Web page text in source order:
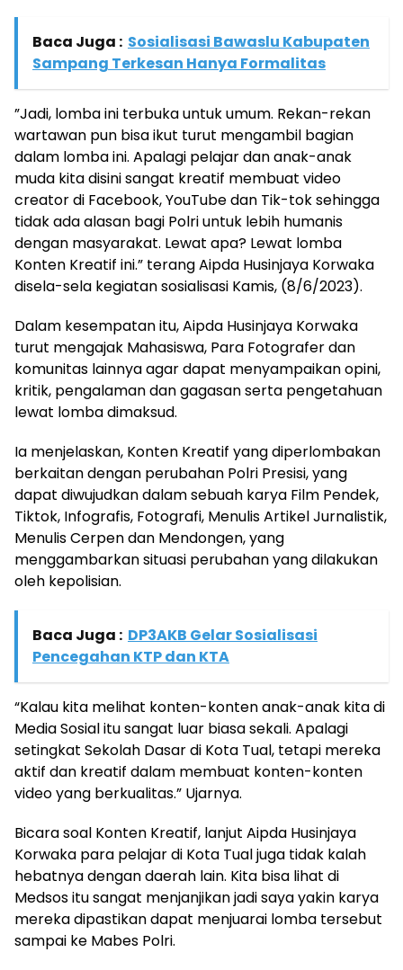
Baca Juga : Sosialisasi Bawaslu Kabupaten
Sampang Terkesan Hanya Formalitas
”Jadi, lomba ini terbuka untuk umum. Rekan-rekan
wartawan pun bisa ikut turut mengambil bagian
dalam lomba ini. Apalagi pelajar dan anak-anak
muda kita disini sangat kreatif membuat video
creator di Facebook, YouTube dan Tik-tok sehingga
tidak ada alasan bagi Polri untuk lebih humanis
dengan masyarakat. Lewat apa? Lewat lomba
Konten Kreatif ini.” terang Aipda Husinjaya Korwaka
disela-sela kegiatan sosialisasi Kamis, (8/6/2023).
Dalam kesempatan itu, Aipda Husinjaya Korwaka
turut mengajak Mahasiswa, Para Fotografer dan
komunitas lainnya agar dapat menyampaikan opini,
kritik, pengalaman dan gagasan serta pengetahuan
lewat lomba dimaksud.
Ia menjelaskan, Konten Kreatif yang diperlombakan
berkaitan dengan perubahan Polri Presisi, yang
dapat diwujudkan dalam sebuah karya Film Pendek,
Tiktok, Infografis, Fotografi, Menulis Artikel Jurnalistik,
Menulis Cerpen dan Mendongen, yang
menggambarkan situasi perubahan yang dilakukan
oleh kepolisian.
Baca Juga : DP3AKB Gelar Sosialisasi
Pencegahan KTP dan KTA
“Kalau kita melihat konten-konten anak-anak kita di
Media Sosial itu sangat luar biasa sekali. Apalagi
setingkat Sekolah Dasar di Kota Tual, tetapi mereka
aktif dan kreatif dalam membuat konten-konten
video yang berkualitas.” Ujarnya.
Bicara soal Konten Kreatif, lanjut Aipda Husinjaya
Korwaka para pelajar di Kota Tual juga tidak kalah
hebatnya dengan daerah lain. Kita bisa lihat di
Medsos itu sangat menjanjikan jadi saya yakin karya
mereka dipastikan dapat menjuarai lomba tersebut
sampai ke Mabes Polri.